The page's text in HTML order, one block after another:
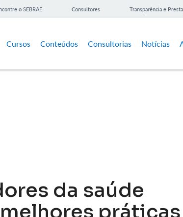
o SEBRAE Consultores Transparência e
Cursos Conteúdos Consultorias Notícias
da saúde